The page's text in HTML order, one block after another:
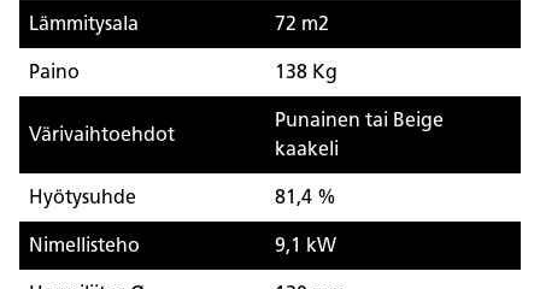
Lämmitysala 72 m2
Paino 138 Kg
Värivaihtoehdot
Punainen tai Beige
kaakeli
Hyötysuhde 81,4 %
Nimellisteho 9,1 kW